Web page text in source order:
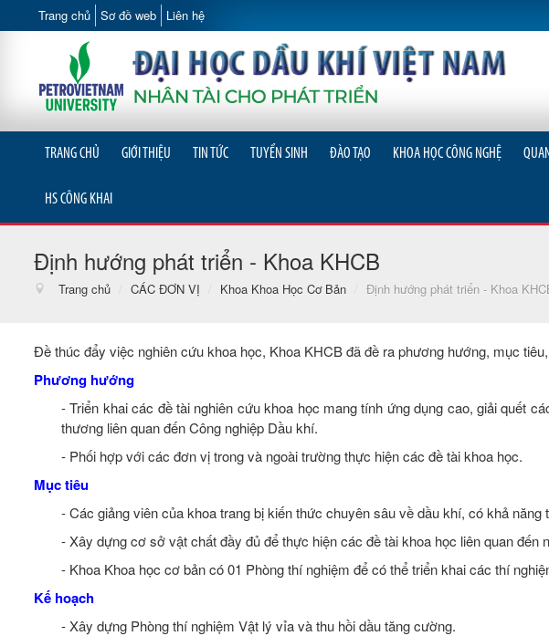
Trang chủ Sơ đồ web Liên hệ
TRANG CHỦ GIỚI THIỆU TIN TỨC TUYỂN SINH ĐÀO TẠO KHOA HỌC CÔNG NGHỆ
HS CÔNG KHAI
Định hướng phát triển - Khoa KHCB
Trang chủ / CÁC ĐƠN VỊ / Khoa Khoa Học Cơ Bản / Định hướng phát triển - Khoa
Đề thúc đẩy việc nghiên cứu khoa học, Khoa KHCB đã đề ra phương hướng, mục
Phương hướng
- Triển khai các đề tài nghiên cứu khoa học mang tính ứng dụng cao, giải quết
thương liên quan đến Công nghiệp Dầu khí.
- Phối hợp với các đơn vị trong và ngoài trường thực hiện các đề tài khoa học.
Mục tiêu
- Các giảng viên của khoa trang bị kiến thức chuyên sâu về dầu khí, có khả
- Xây dựng cơ sở vật chất đầy đủ để thực hiện các đề tài khoa học liên quan đến
- Khoa Khoa học cơ bản có 01 Phòng thí nghiệm để có thể triển khai các thí
Kế hoạch
- Xây dựng Phòng thí nghiệm Vật lý vỉa và thu hồi dầu tăng cường.